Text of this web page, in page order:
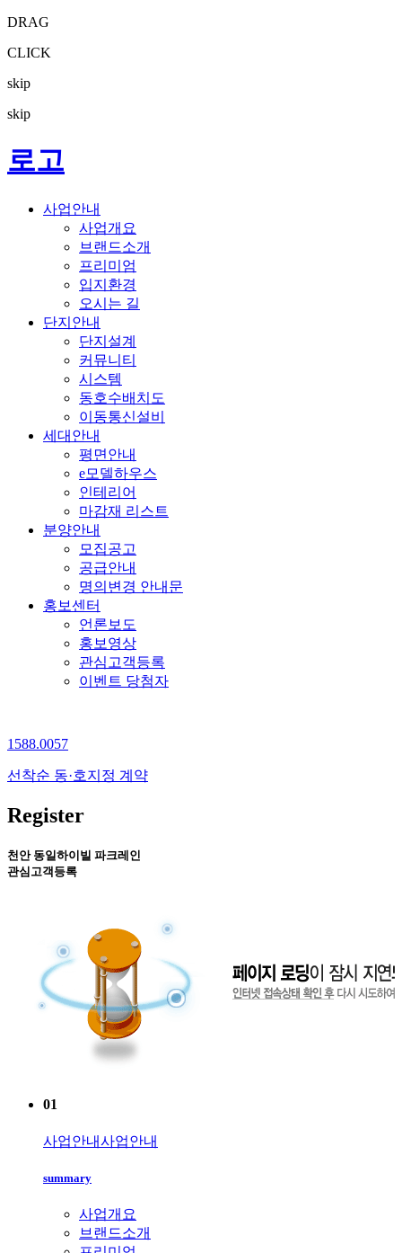
DRAG
CLICK
skip
skip
로고
사업안내
사업개요
브랜드소개
프리미엄
입지환경
오시는 길
단지안내
단지설계
커뮤니티
시스템
동호수배치도
이동통신설비
세대안내
평면안내
e모델하우스
인테리어
마감재 리스트
분양안내
모집공고
공급안내
명의변경 안내문
홍보센터
언론보도
홍보영상
관심고객등록
이벤트 당첨자
1588.0057
선착순 동·호지정 계약
Register
천안 동일하이빌 파크레인
관심고객등록
01
사업안내사업안내
summary
사업개요
브랜드소개